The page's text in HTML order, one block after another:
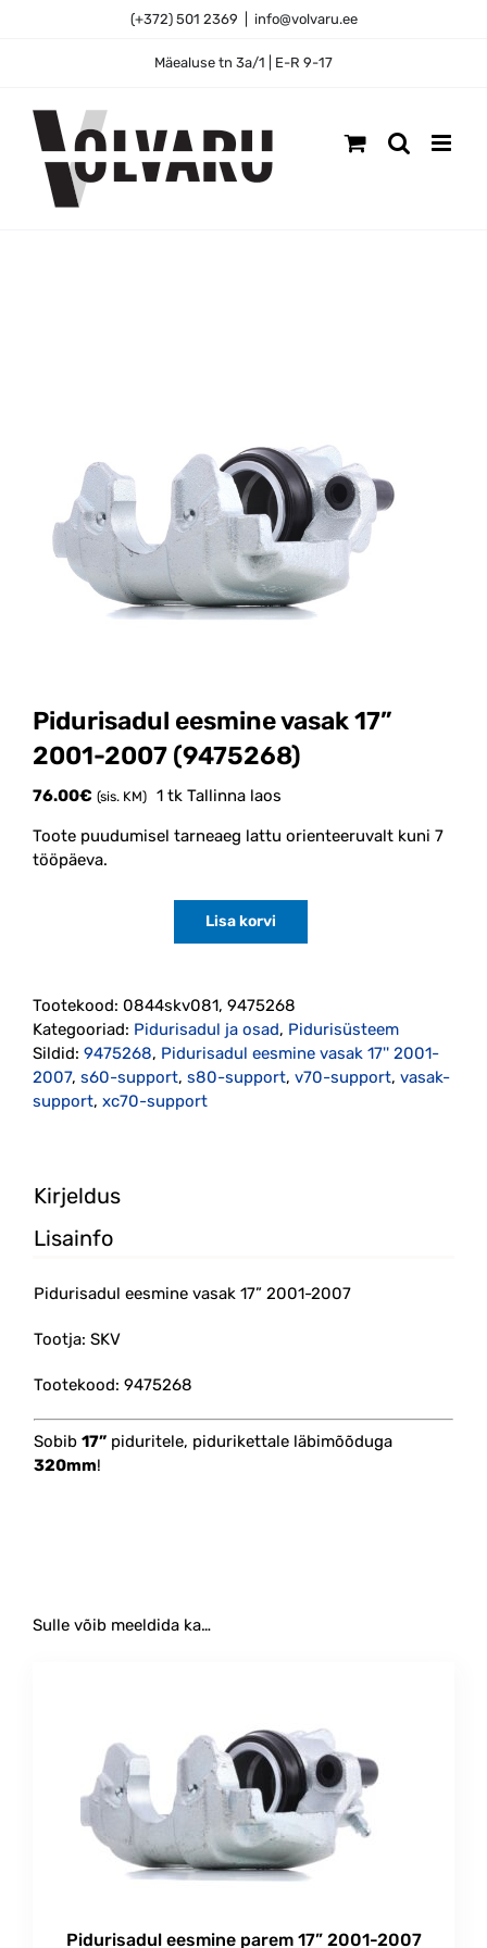
(+372) 501 2369 info@volvaru.ee
Mäealuse tn 3a/1 | E-R 9-17
Pidurisadul eesmine vasak 17”
2001-2007 (9475268)
76.00€ (sis. KM) 1 tk Tallinna laos
Toote puudumisel tarneaeg lattu orienteeruvalt kuni 7
tööpäeva.
17''
2001-
2007
(9475268)
kogus
Lisa korvi
Tootekood: 0844skv081, 9475268
Kategooriad: Pidurisadul ja osad, Pidurisüsteem
Sildid: 9475268, Pidurisadul eesmine vasak 17'' 2001-
2007, s60-support, s80-support, v70-support, vasak-
support, xc70-support
Kirjeldus
Lisainfo
Pidurisadul eesmine vasak 17” 2001-2007
Tootja: SKV
Tootekood: 9475268
Sobib 17” piduritele, pidurikettale läbimõõduga
320mm!
Sulle võib meeldida ka…
Pidurisadul eesmine parem 17” 2001-2007